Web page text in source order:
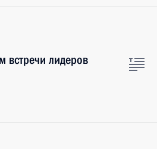
встречи лидеров